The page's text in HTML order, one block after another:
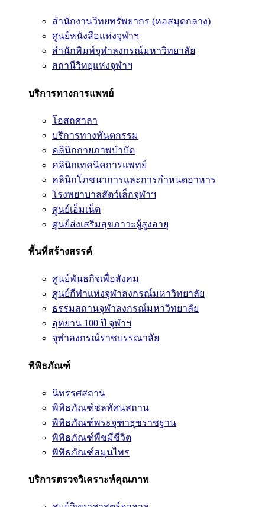
สำนักงานวิทยทรัพยากร (หอสมุดกลาง)
ศูนย์หนังสือแห่งจุฬาฯ
สำนักพิมพ์จุฬาลงกรณ์มหาวิทยาลัย
สถานีวิทยุแห่งจุฬาฯ
บริการทางการแพทย์
โอสถศาลา
บริการทางทันตกรรม
คลินิกกายภาพบำบัด
คลินิกเทคนิคการแพทย์
คลินิกโภชนาการและการกำหนดอาหาร
โรงพยาบาลสัตว์เล็กจุฬาฯ
ศูนย์เอ็มเน็ต
ศูนย์ส่งเสริมสุขภาวะผู้สูงอายุ
พื้นที่สร้างสรรค์
ศูนย์พันธกิจเพื่อสังคม
ศูนย์กีฬาแห่งจุฬาลงกรณ์มหาวิทยาลัย
ธรรมสถานจุฬาลงกรณ์มหาวิทยาลัย
อุทยาน 100 ปี จุฬาฯ
จุฬาลงกรณ์ราชบรรณาลัย
พิพิธภัณฑ์
นิทรรศสถาน
พิพิธภัณฑ์ชลทัศนสถาน
พิพิธภัณฑ์พระจุฑาธุชราชฐาน
พิพิธภัณฑ์พืชมีชีวิต
พิพิธภัณฑ์สมุนไพร
บริการตรวจวิเคราะห์คุณภาพ